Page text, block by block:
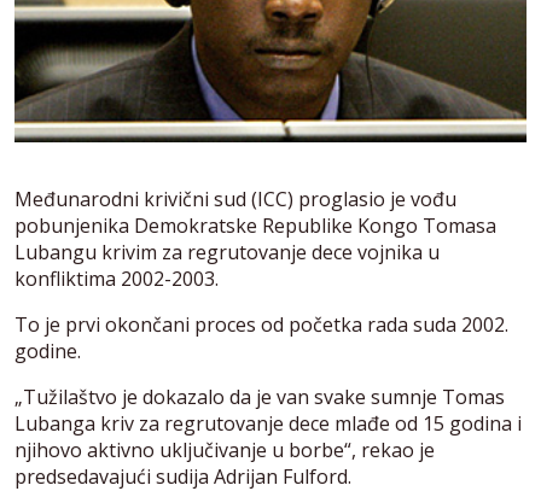
Međunarodni krivični sud (ICC) proglasio je vođu
pobunjenika Demokratske Republike Kongo Tomasa
Lubangu krivim za regrutovanje dece vojnika u
konfliktima 2002-2003.
To je prvi okončani proces od početka rada suda 2002.
godine.
„Tužilaštvo je dokazalo da je van svake sumnje Tomas
Lubanga kriv za regrutovanje dece mlađe od 15 godina i
njihovo aktivno uključivanje u borbe“, rekao je
predsedavajući sudija Adrijan Fulford.